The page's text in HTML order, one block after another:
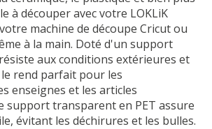
à découper avec votre LOKLiK
machine de découpe Cricut ou
à la main. Doté d'un support
aux conditions extérieures et
le rend parfait pour les
enseignes et les articles
support transparent en PET assure
évitant les déchirures et les bulles.